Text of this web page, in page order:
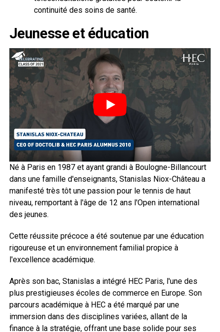
continuité des soins de santé.
Jeunesse et éducation
Né à Paris en 1987 et ayant grandi à Boulogne-Billancourt
dans une famille d'enseignants, Stanislas Niox-Château a
manifesté très tôt une passion pour le tennis de haut
niveau, remportant à l'âge de 12 ans l'Open international
des jeunes.
Cette réussite précoce a été soutenue par une éducation
rigoureuse et un environnement familial propice à
l'excellence académique.
Après son bac, Stanislas a intégré HEC Paris, l'une des
plus prestigieuses écoles de commerce en Europe. Son
parcours académique à HEC a été marqué par une
immersion dans des disciplines variées, allant de la
finance à la stratégie, offrant une base solide pour ses